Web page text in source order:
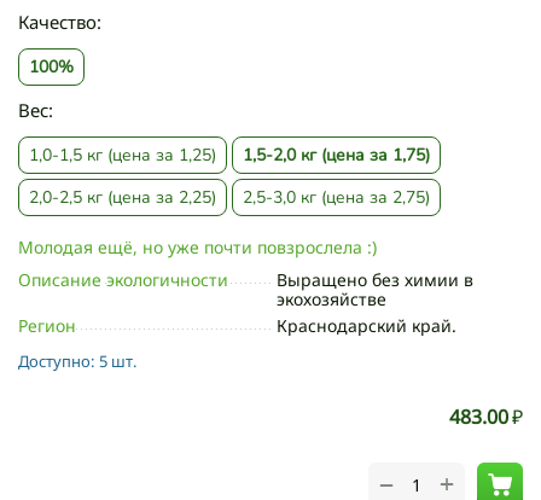
Качество:
100%
Вес:
1,0-1,5 кг (цена за 1,25)
1,5-2,0 кг (цена за 1,75)
2,0-2,5 кг (цена за 2,25)
2,5-3,0 кг (цена за 2,75)
Молодая ещё, но уже почти повзрослела :)
Описание экологичности
Выращено без химии в
экохозяйстве
Регион
Краснодарский край.
Доступно: 5 шт.
483.00₽
+
−